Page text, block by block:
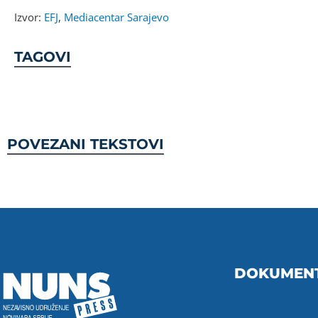
Izvor: EFJ, Mediacentar Sarajevo
TAGOVI
POVEZANI TEKSTOVI